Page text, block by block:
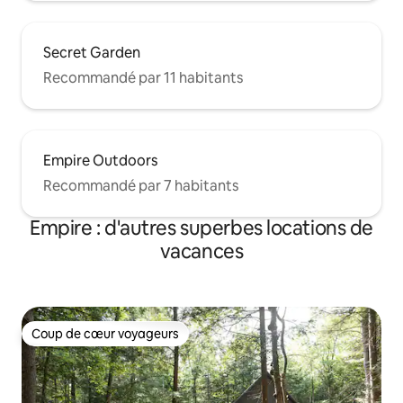
Secret Garden
Recommandé par 11 habitants
Empire Outdoors
Recommandé par 7 habitants
Empire : d'autres superbes locations de
vacances
Coup de cœur voyageurs
Coup de cœur voyageurs